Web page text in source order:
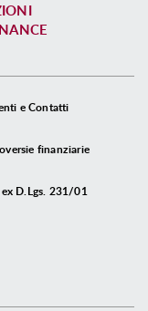
e Contatti
finanziarie
D.Lgs. 231/01